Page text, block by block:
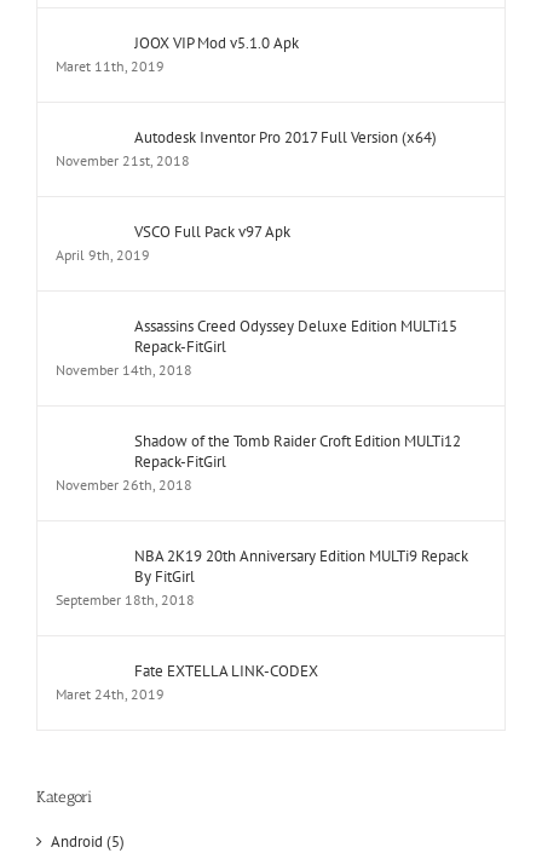
JOOX VIP Mod v5.1.0 Apk
Maret 11th, 2019
Autodesk Inventor Pro 2017 Full Version (x64)
November 21st, 2018
VSCO Full Pack v97 Apk
April 9th, 2019
Assassins Creed Odyssey Deluxe Edition MULTi15
Repack-FitGirl
November 14th, 2018
Shadow of the Tomb Raider Croft Edition MULTi12
Repack-FitGirl
November 26th, 2018
NBA 2K19 20th Anniversary Edition MULTi9 Repack
By FitGirl
September 18th, 2018
Fate EXTELLA LINK-CODEX
Maret 24th, 2019
Kategori
Android (5)